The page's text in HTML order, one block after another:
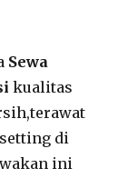
Sewa
kualitas
di
ini